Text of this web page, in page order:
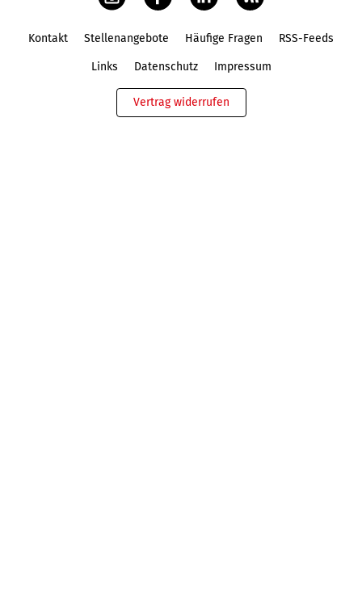
Kontakt Stellenangebote Häufige Fragen RSS-Feeds
Links Datenschutz Impressum
Vertrag widerrufen